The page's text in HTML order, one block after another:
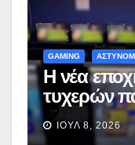
GAMING
Η νέα
τυχερών
καιΙΟΎΛ 8, 2026